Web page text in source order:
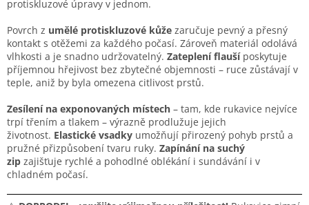
protiskluzové úpravy v jednom.
Povrch z umělé protiskluzové kůže zaručuje pevný a přesný
kontakt s otěžemi za každého počasí. Zároveň materiál odolává
vlhkosti a je snadno udržovatelný. Zateplení flauší poskytuje
příjemnou hřejivost bez zbytečné objemnosti – ruce zůstávají v
teple, aniž by byla omezena citlivost prstů.
Zesílení na exponovaných místech – tam, kde rukavice nejvíce
trpí třením a tlakem – výrazně prodlužuje jejich
životnost. Elastické vsadky umožňují přirozený pohyb prstů a
pružné přizpůsobení tvaru ruky. Zapínání na suchý
zip zajišťuje rychlé a pohodlné oblékání i sundávání i v
chladném počasí.